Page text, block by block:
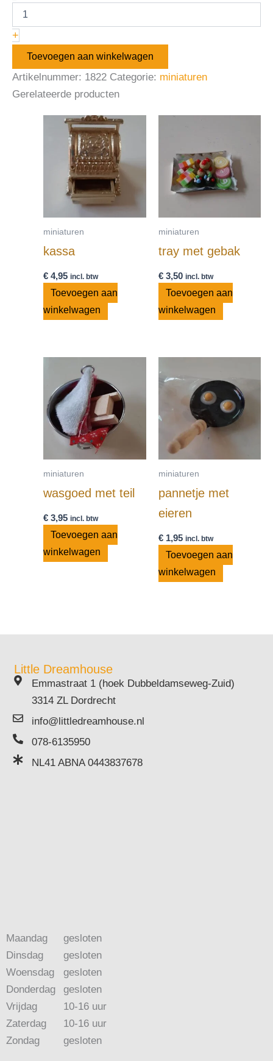
+
Toevoegen aan winkelwagen
Artikelnummer: 1822 Categorie: miniaturen
Gerelateerde producten
miniaturen
kassa
€ 4,95 incl. btw
Toevoegen aan
winkelwagen
miniaturen
tray met gebak
€3,50 incl. btw
Toevoegen aan
winkelwagen
miniaturen
wasgoed met teil
€ 3,95 incl. btw
Toevoegen aan
winkelwagen
miniaturen
pannetje met
eieren
€1,95 incl. btw
Toevoegen aan
winkelwagen
Little Dreamhouse
Emmastraat 1 (hoek Dubbeldamseweg-Zuid)
3314 ZL Dordrecht
info@littledreamhouse.nl
078-6135950
NL41 ABNA 0443837678
Maandag
Dinsdag
Woensdag
Donderdag
Vrijdag
Zaterdag
Zondag
gesloten
gesloten
gesloten
gesloten
10-16 uur
10-16 uur
gesloten